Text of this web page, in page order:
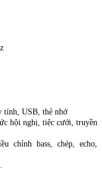
tính, USB, thẻ nhớ
hội nghị, tiệc cưới, truyền
chỉnh bass, chép, echo,